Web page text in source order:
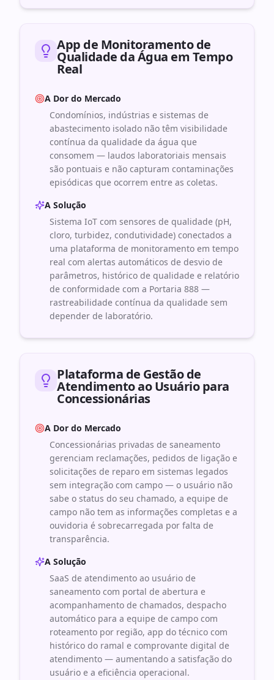
App de Monitoramento de
Qualidade da Água em Tempo
Real
A Dor do Mercado
Condomínios, indústrias e sistemas de
abastecimento isolado não têm visibilidade
contínua da qualidade da água que
consomem — laudos laboratoriais mensais
são pontuais e não capturam contaminações
episódicas que ocorrem entre as coletas.
A Solução
Sistema IoT com sensores de qualidade (pH,
cloro, turbidez, condutividade) conectados a
uma plataforma de monitoramento em tempo
real com alertas automáticos de desvio de
parâmetros, histórico de qualidade e relatório
de conformidade com a Portaria 888 —
rastreabilidade contínua da qualidade sem
depender de laboratório.
Plataforma de Gestão de
Atendimento ao Usuário para
Concessionárias
A Dor do Mercado
Concessionárias privadas de saneamento
gerenciam reclamações, pedidos de ligação e
solicitações de reparo em sistemas legados
sem integração com campo — o usuário não
sabe o status do seu chamado, a equipe de
campo não tem as informações completas e a
ouvidoria é sobrecarregada por falta de
transparência.
A Solução
SaaS de atendimento ao usuário de
saneamento com portal de abertura e
acompanhamento de chamados, despacho
automático para a equipe de campo com
roteamento por região, app do técnico com
histórico do ramal e comprovante digital de
atendimento — aumentando a satisfação do
usuário e a eficiência operacional.